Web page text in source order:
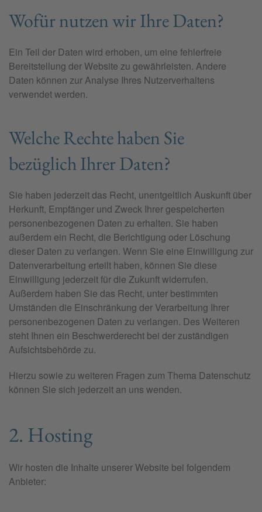
Wofür nutzen wir Ihre Daten?
Ein Teil der Daten wird erhoben, um eine fehlerfreie
Bereitstellung der Website zu gewährleisten. Andere
Daten können zur Analyse Ihres Nutzerverhaltens
verwendet werden.
Welche Rechte haben Sie
bezüglich Ihrer Daten?
Sie haben jederzeit das Recht, unentgeltlich Auskunft über
Herkunft, Empfänger und Zweck Ihrer gespeicherten
personenbezogenen Daten zu erhalten. Sie haben
außerdem ein Recht, die Berichtigung oder Löschung
dieser Daten zu verlangen. Wenn Sie eine Einwilligung zur
Datenverarbeitung erteilt haben, können Sie diese
Einwilligung jederzeit für die Zukunft widerrufen.
Außerdem haben Sie das Recht, unter bestimmten
Umständen die Einschränkung der Verarbeitung Ihrer
personenbezogenen Daten zu verlangen. Des Weiteren
steht Ihnen ein Beschwerderecht bei der zuständigen
Aufsichtsbehörde zu.
Hierzu sowie zu weiteren Fragen zum Thema Datenschutz
können Sie sich jederzeit an uns wenden.
2. Hosting
Wir hosten die Inhalte unserer Website bei folgendem
Anbieter: